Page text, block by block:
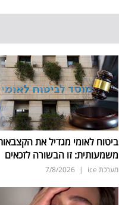
ביטוח לאומי מגדיל את
משמעותית: זו הבשורה לזכאים
מערכת ice |
7/8/2026